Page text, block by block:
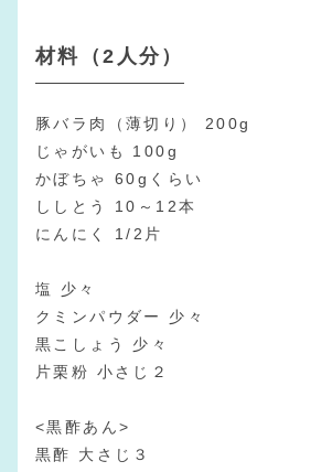
材料（2人分）
豚バラ肉（薄切り） 200g
じゃがいも 100g
かぼちゃ 60gくらい
ししとう 10～12本
にんにく 1/2片
塩 少々
クミンパウダー 少々
黒こしょう 少々
片栗粉 小さじ２
<黒酢あん>
黒酢 大さじ３